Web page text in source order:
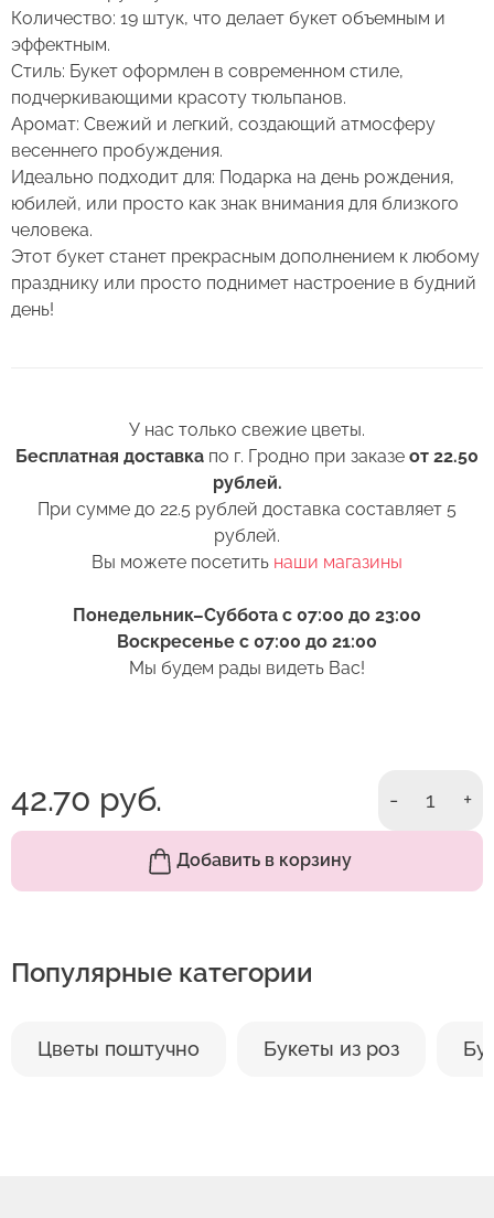
Количество: 19 штук, что делает букет объемным и
эффектным.
Стиль: Букет оформлен в современном стиле,
подчеркивающими красоту тюльпанов.
Аромат: Свежий и легкий, создающий атмосферу
весеннего пробуждения.
Идеально подходит для: Подарка на день рождения,
юбилей, или просто как знак внимания для близкого
человека.
Этот букет станет прекрасным дополнением к любому
празднику или просто поднимет настроение в будний
день!
У нас только свежие цветы.
Бесплатная доставка по г. Гродно при заказе от 22.50
рублей.
При сумме до 22.5 рублей доставка составляет 5
рублей.
Вы можете посетить наши магазины
Понедельник–Суббота с 07:00 до 23:00
Воскресенье с 07:00 до 21:00
Мы будем рады видеть Вас!
42.70 руб. - 1 +
Добавить в корзину
Оставьте свой отзыв
Сервис:
Цена/Качество:
Доставка:
Соответствие:
2. Минимизируйте нахождение цветов
в холодное время года на улице.
3. Если Вы перевозите букет, убедитесь, что
он правильно упакован. В зимнее время, даже
кратковременный контакт с холодным
воздухом несколько минут, будет губителен
для цветов (наши курьеры в зимнее время
транспортируют букеты в специальных
теплоизолирующих сумках).
4. Ставьте цветы только в чистую вазу с водой
5. Обязательно подрежьте цветы перед тем, как
поставить в вазу. Срез можно обновить ножом
6. Перед тем как поставить цветы в вазу,
нижние листья следует удалить. Если они
появятся продукты разложения. Это тоже
ускорит процесс увядания бутона.
7. Выбирая место размещения букета в доме,
не стоит ставить вазу под воздействие прямых
солнечных лучей или кондиционер.
Популярные категории
Цветы поштучно Букеты из роз
Выберите дату доставки
Выберите желаемое время
Изменить адрес
Спасибо, мы свяжемся с Вами в
Контакты
+375 (17) 388-61-92
+375 (29) 362-91-92
Букет из 19 желтых тюльпанов
Беларусь
+375
Оформить заказ